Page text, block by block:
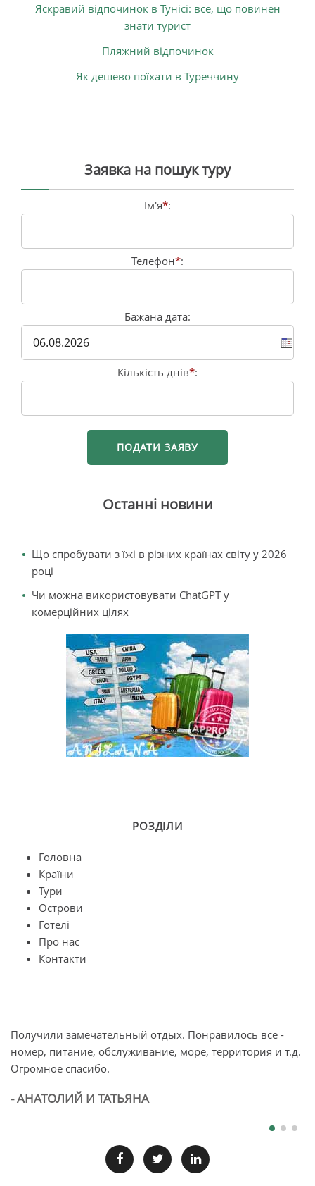
Яскравий відпочинок в Тунісі: все, що повинен
знати турист
Пляжний відпочинок
Як дешево поїхати в Туреччину
Заявка на пошук туру
Ім'я*:
Телефон*:
Бажана дата:
Кількість днів*:
Останні новини
Що спробувати з їжі в різних країнах світу у 2026
році
Чи можна використовувати ChatGPT у
комерційних цілях
РОЗДІЛИ
Головна
Країни
Тури
Острови
Готелі
Про нас
Контакти
Получили замечательный отдых. Понравилось все -
номер, питание, обслуживание, море, территория и т.д.
Огромное спасибо.
- АНАТОЛИЙ И ТАТЬЯНА